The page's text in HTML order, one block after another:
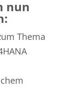
nun
Thema